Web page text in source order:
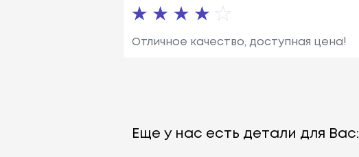
Отличное качество, доступная цена!
Еще у нас есть детали для Вас: